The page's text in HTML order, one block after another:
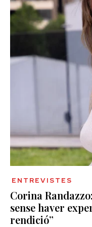
ENTREVISTES
Corina
sense haver
rendició”